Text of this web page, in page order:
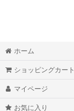
ホーム
ショッピングカート
マイページ
お気に入り